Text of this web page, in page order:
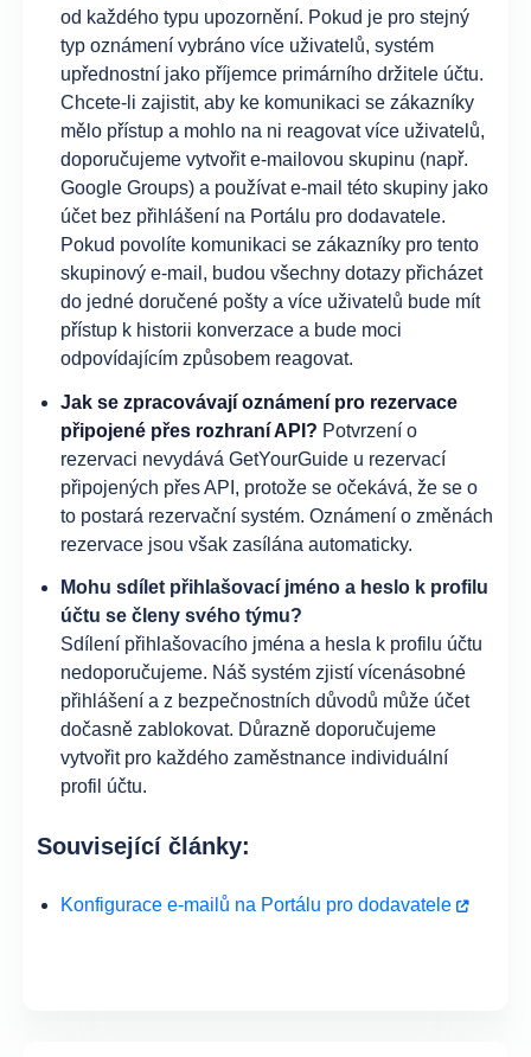
od každého typu upozornění. Pokud je pro stejný
typ oznámení vybráno více uživatelů, systém
upřednostní jako příjemce primárního držitele účtu.
Chcete-li zajistit, aby ke komunikaci se zákazníky
mělo přístup a mohlo na ni reagovat více uživatelů,
doporučujeme vytvořit e-mailovou skupinu (např.
Google Groups) a používat e-mail této skupiny jako
účet bez přihlášení na Portálu pro dodavatele.
Pokud povolíte komunikaci se zákazníky pro tento
skupinový e-mail, budou všechny dotazy přicházet
do jedné doručené pošty a více uživatelů bude mít
přístup k historii konverzace a bude moci
odpovídajícím způsobem reagovat.
Jak se zpracovávají oznámení pro rezervace
připojené přes rozhraní API? Potvrzení o
rezervaci nevydává GetYourGuide u rezervací
připojených přes API, protože se očekává, že se o
to postará rezervační systém. Oznámení o změnách
rezervace jsou však zasílána automaticky.
Mohu sdílet přihlašovací jméno a heslo k profilu
účtu se členy svého týmu?
Sdílení přihlašovacího jména a hesla k profilu účtu
nedoporučujeme. Náš systém zjistí vícenásobné
přihlášení a z bezpečnostních důvodů může účet
dočasně zablokovat. Důrazně doporučujeme
vytvořit pro každého zaměstnance individuální
profil účtu.
Související články:
Konfigurace e-mailů na Portálu pro dodavatele